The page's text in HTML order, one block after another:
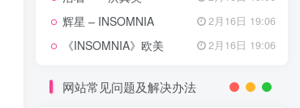
辉星 – INSOMNIA 2月16日 19:06
《INSOMNIA》欧美 2月16日 19:06
网站常见问题及解决办法